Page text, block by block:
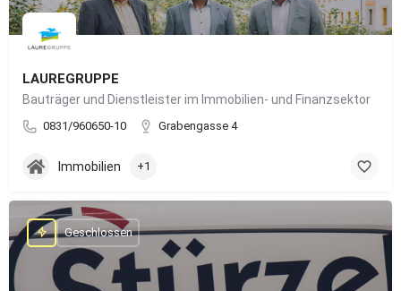
LAUREGRUPPE
Bauträger und Dienstleister im Immobilien- und Finanzsektor
0831/960650-10 Grabengasse 4
Immobilien +1
Geschlossen